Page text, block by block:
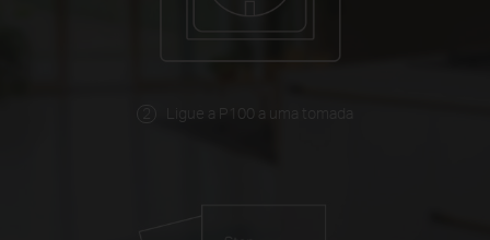
Ligue a P100 a uma tomada